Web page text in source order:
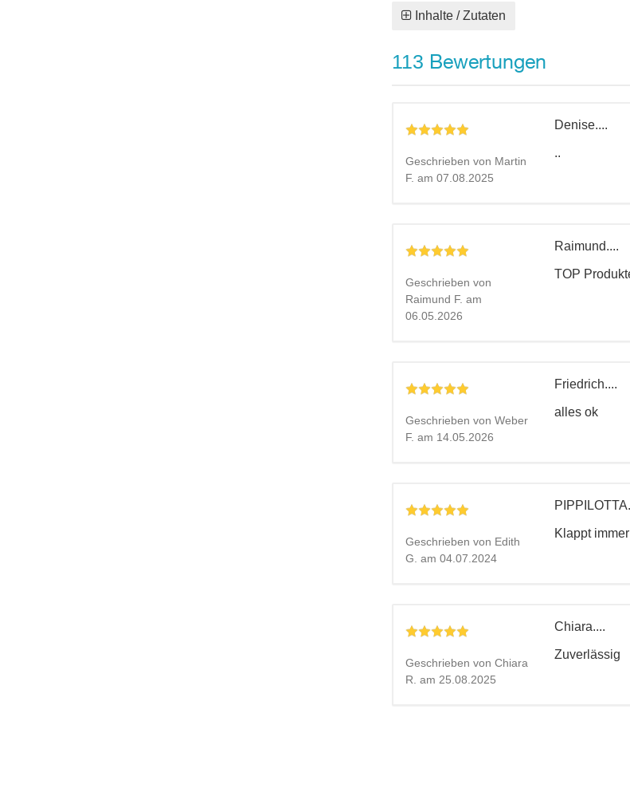
Inhalte / Zutaten
113 Bewertungen
Geschrieben von Martin
F. am 07.08.2025
Denise....
..
Geschrieben von
Raimund F. am
06.05.2026
Raimund....
TOP
Geschrieben von Weber
F. am 14.05.2026
Friedrich....
alles ok
Geschrieben von Edith
G. am 04.07.2024
Klappt
Geschrieben von Chiara
R. am 25.08.2025
Chiara....
Zuverlässig